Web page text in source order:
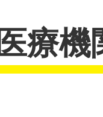
医療機